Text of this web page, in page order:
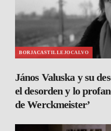
BORJACASTILLEJOCALVO
János Valuska y su
el desorden y lo
de Werckmeister’